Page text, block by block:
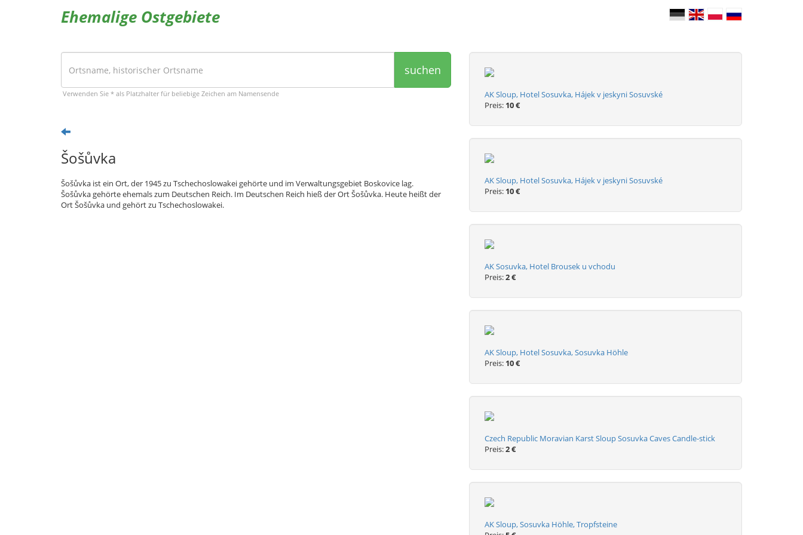
Ehemalige Ostgebiete
suchen
Verwenden Sie * als Platzhalter für beliebige Zeichen am Namensende
Šošůvka
Šošůvka ist ein Ort, der 1945 zu Tschechoslowakei gehörte und im Verwaltungsgebiet Boskovice lag.
Šošůvka gehörte ehemals zum Deutschen Reich. Im Deutschen Reich hieß der Ort Šošůvka. Heute heißt der
Ort Šošůvka und gehört zu Tschechoslowakei.
AK Sloup, Hotel Sosuvka, Hájek v jeskyni Sosuvské
Preis: 10 €
AK Sloup, Hotel Sosuvka, Hájek v jeskyni Sosuvské
Preis: 10 €
AK Sosuvka, Hotel Brousek u vchodu
Preis:2 €
AK Sloup, Hotel Sosuvka, Sosuvka Höhle
Preis: 10 €
Czech Republic Moravian Karst Sloup Sosuvka Caves Candle-stick
Preis:2 €
AK Sloup, Sosuvka Höhle, Tropfsteine